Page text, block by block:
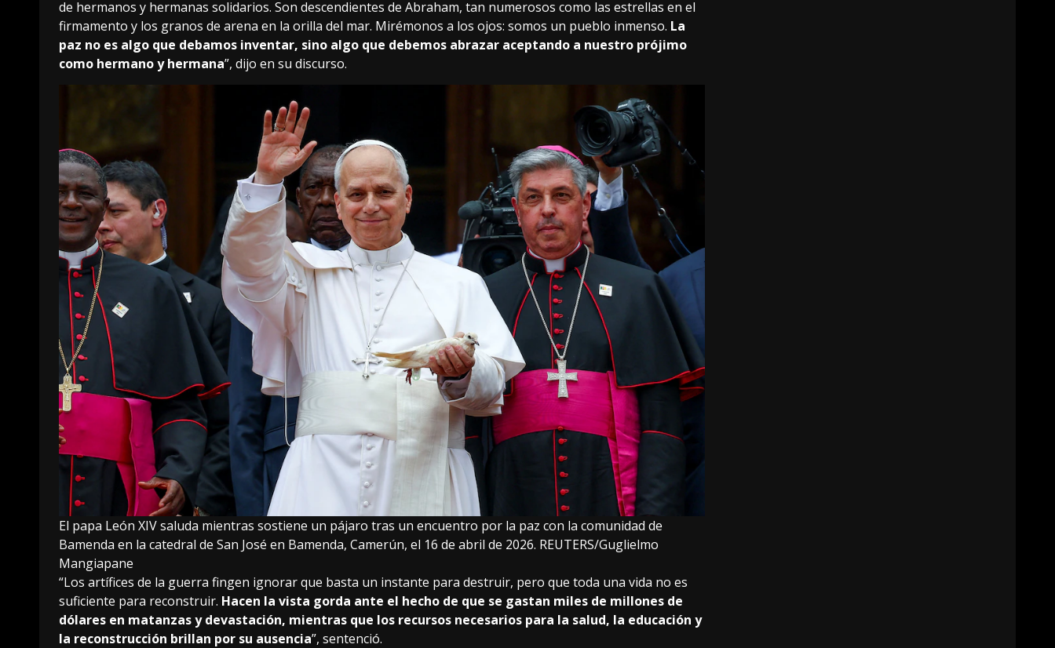
de hermanos y hermanas solidarios. Son descendientes de Abraham, tan numerosos como las estrellas en el
firmamento y los granos de arena en la orilla del mar. Mirémonos a los ojos: somos un pueblo inmenso. La
paz no es algo que debamos inventar, sino algo que debemos abrazar aceptando a nuestro prójimo
como hermano y hermana”, dijo en su discurso.
El papa León XIV saluda mientras sostiene un pájaro tras un encuentro por la paz con la comunidad de
Bamenda en la catedral de San José en Bamenda, Camerún, el 16 de abril de 2026. REUTERS/Guglielmo
Mangiapane
“Los artífices de la guerra fingen ignorar que basta un instante para destruir, pero que toda una vida no es
suficiente para reconstruir. Hacen la vista gorda ante el hecho de que se gastan miles de millones de
dólares en matanzas y devastación, mientras que los recursos necesarios para la salud, la educación y
la reconstrucción brillan por su ausencia”, sentenció.